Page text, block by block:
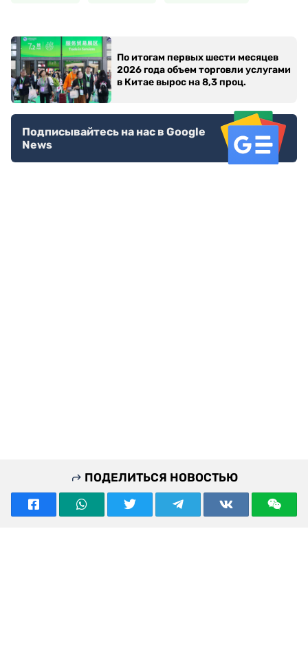
По итогам первых шести месяцев
2026 года объем торговли услугами
в Китае вырос на 8,3 проц.
Подписывайтесь на нас в Google
News
ПОДЕЛИТЬСЯ НОВОСТЬЮ